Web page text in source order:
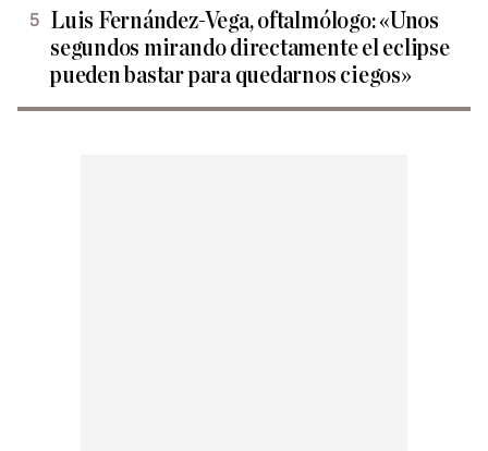
Luis Fernández-Vega, oftalmólogo: «Unos
segundos mirando directamente el eclipse
pueden bastar para quedarnos ciegos»